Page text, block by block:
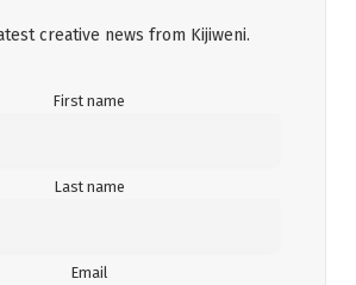
creative news from Kijiweni.
First name
Last name
Email